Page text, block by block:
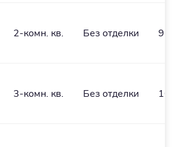
2-комн. кв. Без отделки
3-комн. кв. Без отделки